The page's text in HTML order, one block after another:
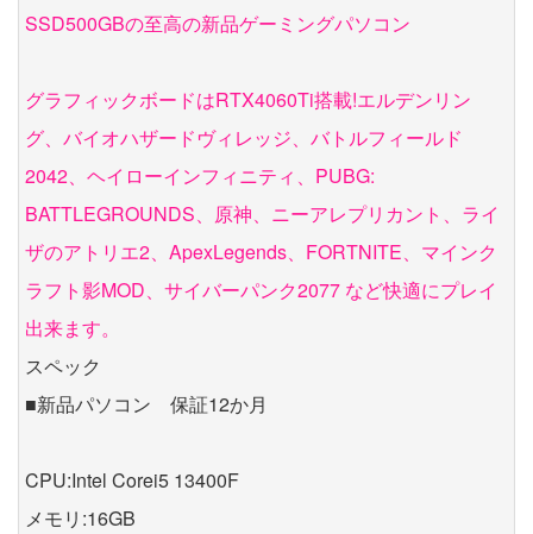
SSD500GBの至高の新品ゲーミングパソコン
グラフィックボードはRTX4060Ti搭載!エルデンリン
グ、バイオハザードヴィレッジ、バトルフィールド
2042、ヘイローインフィニティ、PUBG:
BATTLEGROUNDS、原神、ニーアレプリカント、ライ
ザのアトリエ2、ApexLegends、FORTNITE、マインク
ラフト影MOD、サイバーパンク2077 など快適にプレイ
出来ます。
スペック
■新品パソコン 保証12か月
CPU:Intel Corei5 13400F
メモリ:16GB